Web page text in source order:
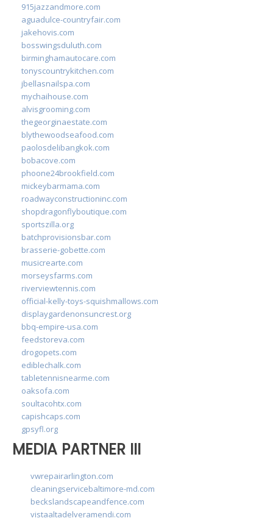
915jazzandmore.com
aguadulce-countryfair.com
jakehovis.com
bosswingsduluth.com
birminghamautocare.com
tonyscountrykitchen.com
jbellasnailspa.com
mychaihouse.com
alvisgrooming.com
thegeorginaestate.com
blythewoodseafood.com
paolosdelibangkok.com
bobacove.com
phoone24brookfield.com
mickeybarmama.com
roadwayconstructioninc.com
shopdragonflyboutique.com
sportszilla.org
batchprovisionsbar.com
brasserie-gobette.com
musicrearte.com
morseysfarms.com
riverviewtennis.com
official-kelly-toys-squishmallows.com
displaygardenonsuncrest.org
bbq-empire-usa.com
feedstoreva.com
drogopets.com
ediblechalk.com
tabletennisnearme.com
oaksofa.com
soultacohtx.com
capishcaps.com
gpsyfl.org
MEDIA PARTNER III
vwrepairarlington.com
cleaningservicebaltimore-md.com
beckslandscapeandfence.com
vistaaltadelveramendi.com